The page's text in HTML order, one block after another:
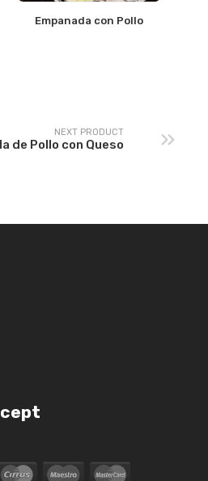
Empanada con Pollo
NEXT PRODUCT
de Pollo con Queso